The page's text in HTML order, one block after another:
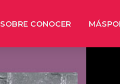
SOBRE CONOCER